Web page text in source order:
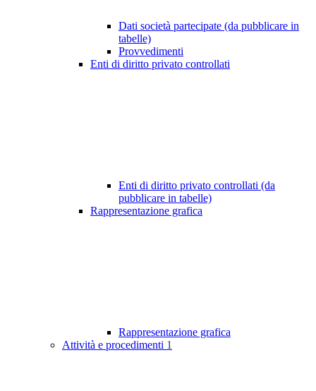
Dati società partecipate (da pubblicare in
tabelle)
Provvedimenti
Enti di diritto privato controllati
Enti di diritto privato controllati (da
pubblicare in tabelle)
Rappresentazione grafica
Rappresentazione grafica
Attività e procedimenti 1